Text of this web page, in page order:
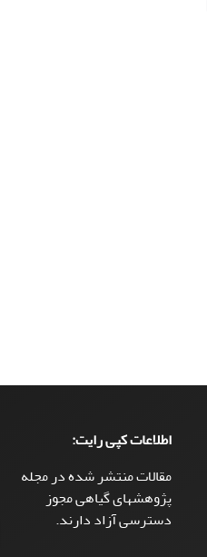
اطلاعات کپی رایت:
مقالات منتشر شده در مجله
پژوهشهای گیاهی مجوز
دسترسی آزاد دارند.